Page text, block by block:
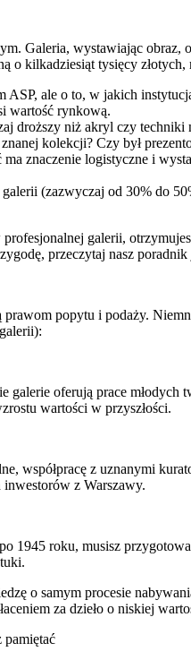
Galeria, wystawiając
o kilkadziesiąt tysięcy
ale o to, w jakich
wartość rynkową.
droższy niż akryl czy techniki
znanej kolekcji? Czy był
znaczenie logistyczne i
(zazwyczaj od 30% do
galerii,
przeczytaj nasz poradnik
popytu i podaży.
oferują prace
wartości w przyszłości.
współpracę z uznanymi
z Warszawy.
1945 roku, musisz
o samym procesie
za dzieło o niskiej
pamiętać